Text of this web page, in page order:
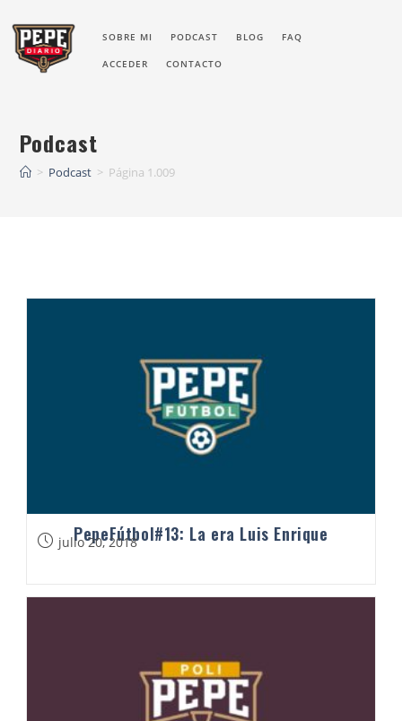
SOBRE MI PODCAST BLOG FAQ
ACCEDER CONTACTO
Podcast
> Podcast > Página 1.009
PepeFútbol#13: La era Luis Enrique
julio 20, 2018